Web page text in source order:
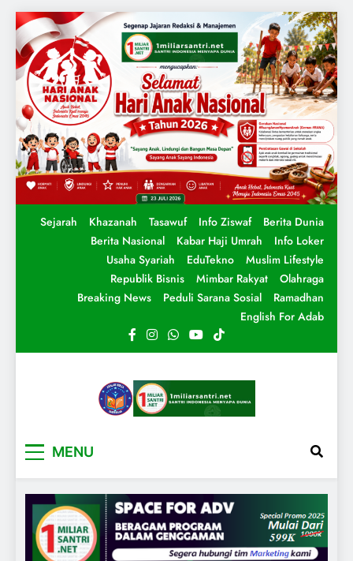
Sejarah Khazanah Tasawuf Info Ziswaf
Berita Dunia
Berita Nasional
Kabar Haji Umrah
Info Loker
Usaha Syariah
EduTekno
Muslim Lifestyle
Republik Bisnis
Mimbar Rakyat
Olahraga
Breaking News
Peduli Sarana Sosial
Ramadhan
English For Adab
MENU